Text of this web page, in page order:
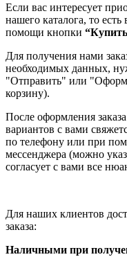
Если вас интересует
нашего каталога, то
помощи кнопки
Для получения нами
необходимых данных,
"Отправить" или
корзину).
После оформления
вариантов с вами
по телефону или при
мессенджера (можно
согласует с вами все
Для наших клиентов
заказа:
Наличными при